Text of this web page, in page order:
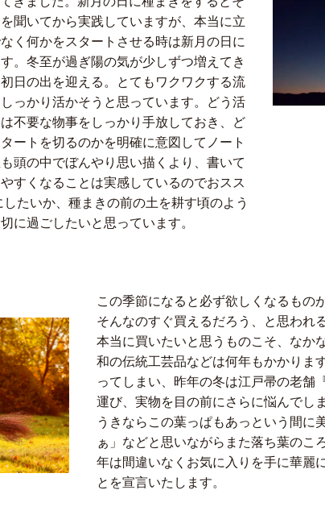
聞いてから実践していますが、本当に立
く何かをスタートさせる時は新月の日に
。冬至が過ぎ陽の気が少しずつ増えてき
日の出を迎える。とてもワクワクする流
っかり活かそうと思っています。どう活
不要な物事をしっかり手放しておき、ど
ートを切るのかを明確に意図してノート
頭の中でぼんやり思い描くより、書いて
すくなることは実感しているのでおスス
たいか、種まきの前の土を耕す頃のよう
に過ごしたいと思っています。
この季節になると必ず欲しくなるもの
そんなのすぐ買えるだろう、と思われ
本当に買いたいと思うものこそ、なか
和の伝統工芸品などは何年もかかりま
ってしまい、昨年の冬は江戸帚の老舗
運び、実物を目の前にさらに悩んでし
うきならこの葉っぱもあっという間に
ぁ」などと思いながらまた落ち葉のこ
年は間違いなくお気に入りを手に華麗
とを宣言いたします。